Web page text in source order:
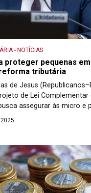
- NOTÍCIAS
proteger pequenas
tributária
de Jesus
de Lei Complementar
assegurar às micro e
Nacional o direito a
por migrar para o